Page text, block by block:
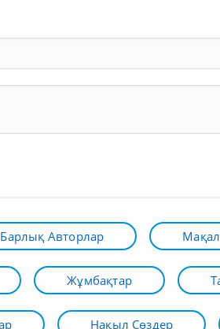
Барлық Авторлар
Жұмбақтар
Нақыл Сөздер